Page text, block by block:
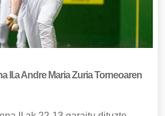
II.a Andre Maria Zuria Torneoaren